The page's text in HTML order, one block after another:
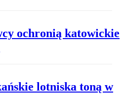
ochronią katowickie
lotniska toną w